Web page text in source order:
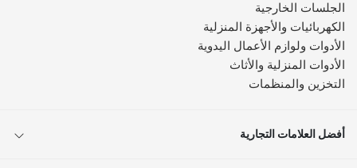
الجلسات الخارجية
الكهربائيات والأجهزة المنزلية
الأدوات ولوازم الأعمال اليدوية
الأدوات المنزلية والأثاث
التخزين والمنظمات
أفضل العلامات التجارية